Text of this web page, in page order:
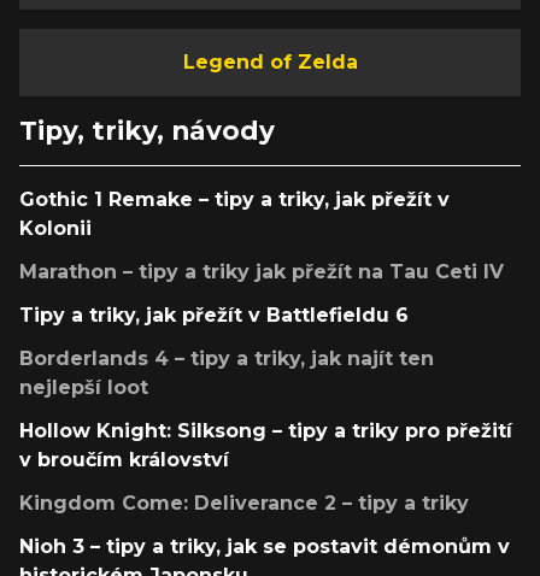
Legend of Zelda
Tipy, triky, návody
Gothic 1 Remake – tipy a triky, jak přežít v
Kolonii
Marathon – tipy a triky jak přežít na Tau Ceti IV
Tipy a triky, jak přežít v Battlefieldu 6
Borderlands 4 – tipy a triky, jak najít ten
nejlepší loot
Hollow Knight: Silksong – tipy a triky pro přežití
v broučím království
Kingdom Come: Deliverance 2 – tipy a triky
Nioh 3 – tipy a triky, jak se postavit démonům v